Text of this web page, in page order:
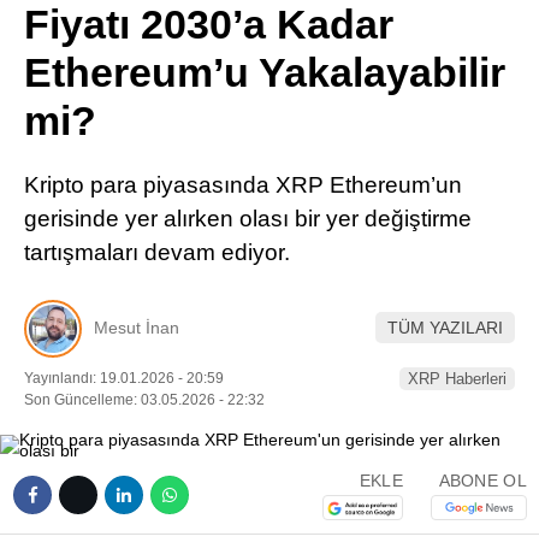
TikTok
Pinterest
Telegram
Fiyatı 2030’a Kadar
Ethereum’u Yakalayabilir
mi?
Kripto para piyasasında XRP Ethereum’un
gerisinde yer alırken olası bir yer değiştirme
tartışmaları devam ediyor.
Mesut İnan TÜM YAZILARI
Yayınlandı: 19.01.2026 - 20:59
Son Güncelleme: 03.05.2026 - 22:32
XRP Haberleri
EKLE ABONE OL